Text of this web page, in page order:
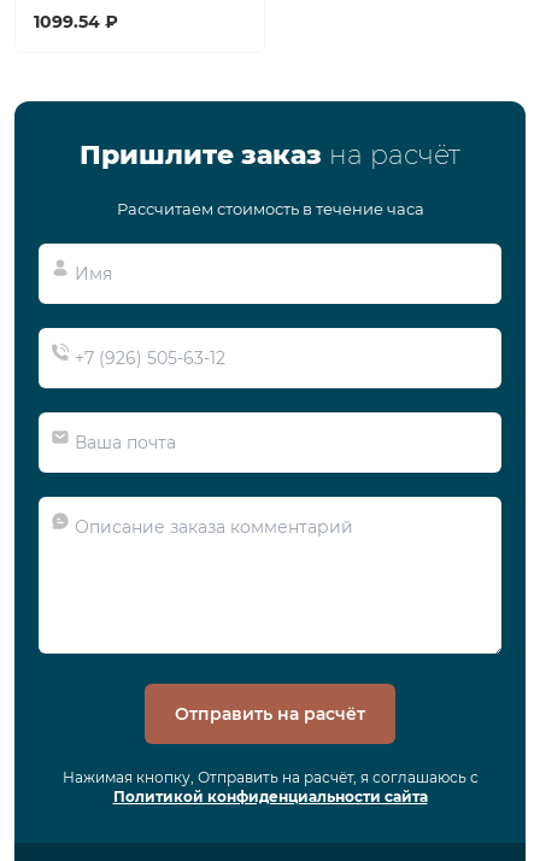
1099.54 ₽
Пришлите заказ на расчёт
Рассчитаем стоимость в течение часа
Отправить на расчёт
Нажимая кнопку, Отправить на расчёт, я соглашаюсь с
Политикой конфиденциальности сайта